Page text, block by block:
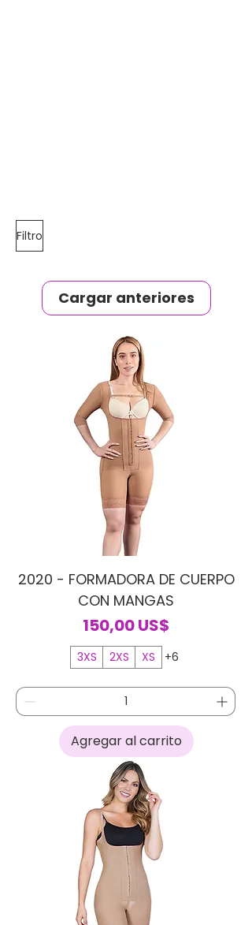
Filtro
Cargar anteriores
2020 - FORMADORA DE CUERPO
CON MANGAS
Precio
150,00 US$
3XS 2XS XS +6
Agregar al carrito